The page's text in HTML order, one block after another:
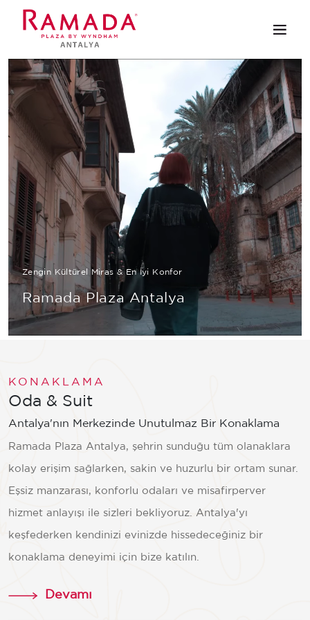
Zengin Kültürel Miras & En İyi Konfor
Ramada Plaza Antalya
KONAKLAMA
Oda & Suit
Antalya'nın Merkezinde Unutulmaz Bir Konaklama
Ramada Plaza Antalya, şehrin sunduğu tüm olanaklara
kolay erişim sağlarken, sakin ve huzurlu bir ortam sunar.
Eşsiz manzarası, konforlu odaları ve misafirperver
hizmet anlayışı ile sizleri bekliyoruz. Antalya'yı
keşfederken kendinizi evinizde hissedeceğiniz bir
konaklama deneyimi için bize katılın.
Devamı